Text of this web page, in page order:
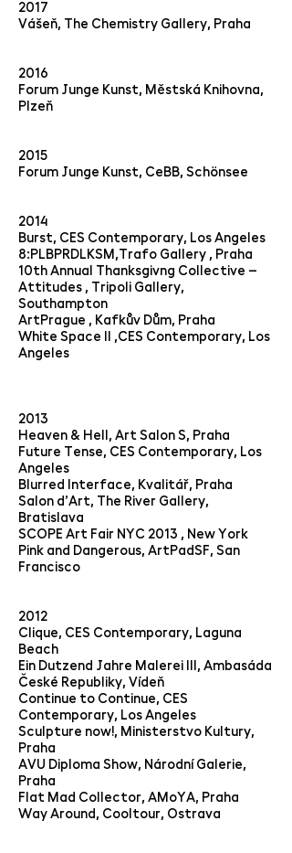
2017
Vášeň, The Chemistry Gallery, Praha
2016
Forum Junge Kunst, Městská Knihovna,
Plzeň
2015
Forum Junge Kunst, CeBB, Schönsee
2014
Burst, CES Contemporary, Los Angeles
8:PLBPRDLKSM,Trafo Gallery , Praha
10th Annual Thanksgivng Collective –
Attitudes , Tripoli Gallery,
Southampton
ArtPrague , Kafkův Dům, Praha
White Space II ,CES Contemporary, Los
Angeles
2013
Heaven & Hell, Art Salon S, Praha
Future Tense, CES Contemporary, Los
Angeles
Blurred Interface, Kvalitář, Praha
Salon d’Art, The River Gallery,
Bratislava
SCOPE Art Fair NYC 2013 , New York
Pink and Dangerous, ArtPadSF, San
Francisco
2012
Clique, CES Contemporary, Laguna
Beach
Ein Dutzend Jahre Malerei III, Ambasáda
České Republiky, Vídeň
Continue to Continue, CES
Contemporary, Los Angeles
Sculpture now!, Ministerstvo Kultury,
Praha
AVU Diploma Show, Národní Galerie,
Praha
Flat Mad Collector, AMoYA, Praha
Way Around, Cooltour, Ostrava